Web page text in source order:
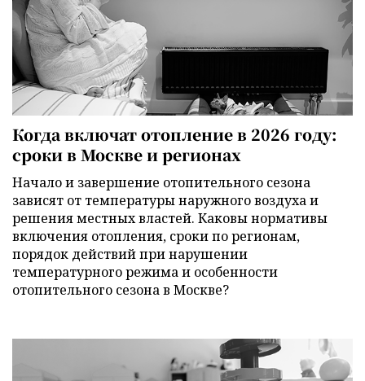
Когда включат отопление в 2026 году:
сроки в Москве и регионах
Начало и завершение отопительного сезона
зависят от температуры наружного воздуха и
решения местных властей. Каковы нормативы
включения отопления, сроки по регионам,
порядок действий при нарушении
температурного режима и особенности
отопительного сезона в Москве?